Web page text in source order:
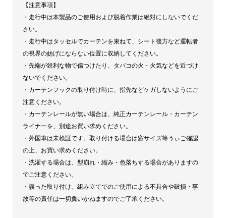
ネ
イ
ビ
ー
ド
quantity
【注意事項】
・走行中は本製品のご使用および脱着作業は絶対にしないでくだ
さい。
・走行中はタッセルでカーテンを束ねて、シート後方など運転者
の視界の妨げにならない位置に収納してください。
・先端が鋭利な物で傷つけたり、タバコの火・火気などを近づけ
ないでください。
・カーテンフックの取り付け時に、指先などケガしないようにご
注意ください。
・カーテンレールが無い場合は、純正カーテンレール・カーテン
ライナーを、別途お買い求めください。
・外国車は未検証です。取り付ける場合は窓サイズ等うぃご確認
の上、お買い求めください。
・洗濯する場合は、型崩れ・縮み・色落ちする場合がありますの
でご注意ください。
・誤った取り付け、組み立てでのご使用による不具合や破損・事
故等の責任は一切負いかねますのでご了承ください。